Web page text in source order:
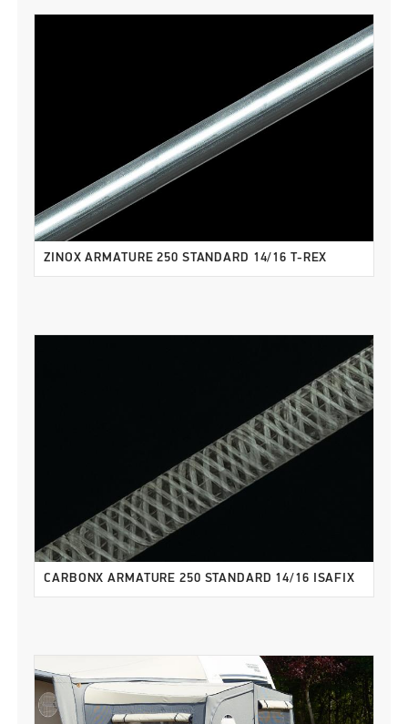
ZINOX ARMATURE 250 STANDARD 14/16 T-REX
CARBONX ARMATURE 250 STANDARD 14/16 ISAFIX